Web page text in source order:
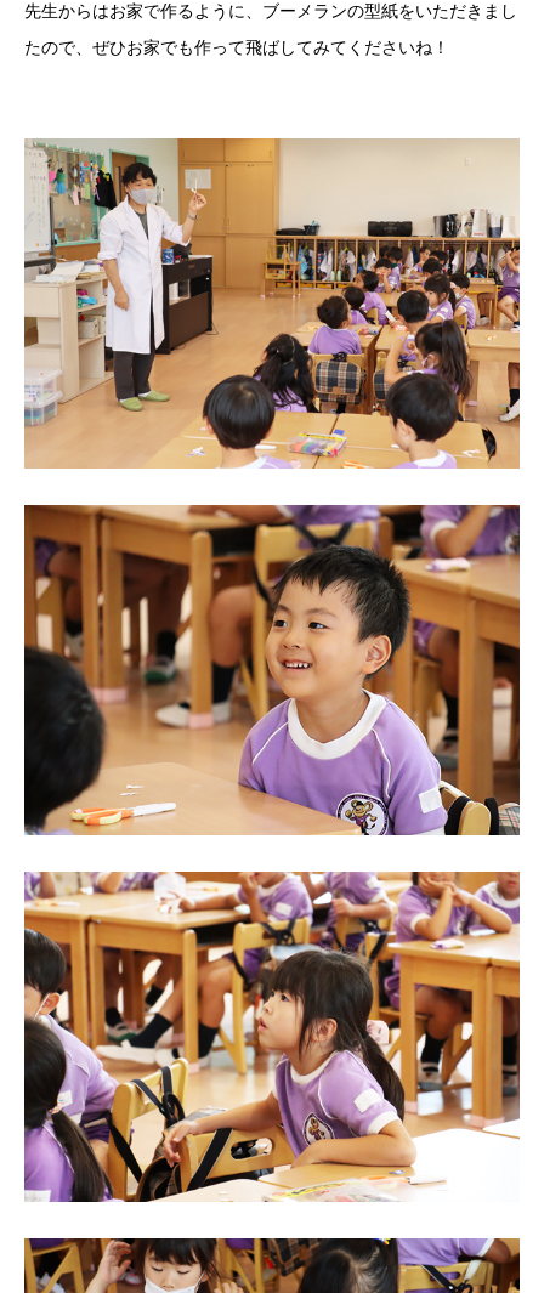
先生からはお家で作るように、ブーメランの型紙をいただきまし
たので、ぜひお家でも作って飛ばしてみてくださいね！